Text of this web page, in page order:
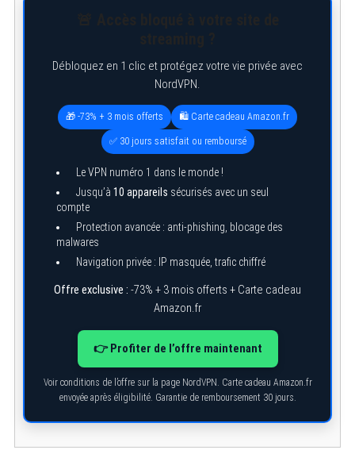
Débloquez en 1 clic et protégez votre vie privée avec
NordVPN.
🎁 -73% + 3 mois offerts 🛍️ Carte cadeau Amazon.fr
✅ 30 jours satisfait ou remboursé
Le VPN numéro 1 dans le monde !
Jusqu’à 10 appareils sécurisés avec un seul
compte
Protection avancée : anti-phishing, blocage des
malwares
Navigation privée : IP masquée, trafic chiffré
Offre exclusive : -73% + 3 mois offerts + Carte cadeau
Amazon.fr
👉 Profiter de l’offre maintenant
Voir conditions de l’offre sur la page NordVPN. Carte cadeau Amazon.fr
envoyée après éligibilité. Garantie de remboursement 30 jours.